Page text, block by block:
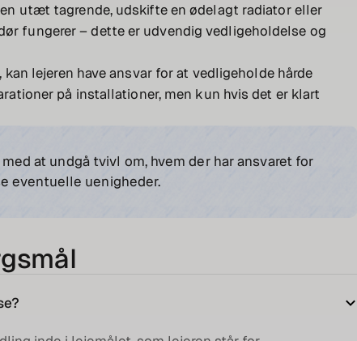
utæt tagrende, udskifte en ødelagt radiator eller
fungerer – dette er udvendig vedligeholdelse og
kan lejeren have ansvar for at vedligeholde hårde
på installationer, men kun hvis det er klart
at undgå tvivl om, hvem der har ansvaret for
eventuelle uenigheder.